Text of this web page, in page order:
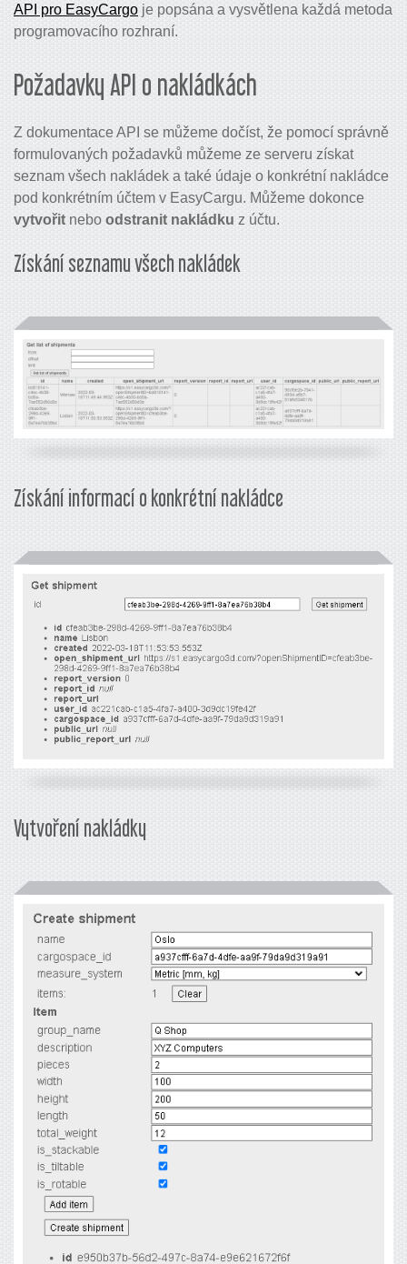
API pro EasyCargo je popsána a vysvětlena každá metoda
programovacího rozhraní.
Požadavky API o nakládkách
Z dokumentace API se můžeme dočíst, že pomocí správně
formulovaných požadavků můžeme ze serveru získat
seznam všech nakládek a také údaje o konkrétní nakládce
pod konkrétním účtem v EasyCargu. Můžeme dokonce
vytvořitnebo odstranit nakládku z účtu.
Získání seznamu všech nakládek
Získání informací o konkrétní nakládce
Vytvoření nakládky